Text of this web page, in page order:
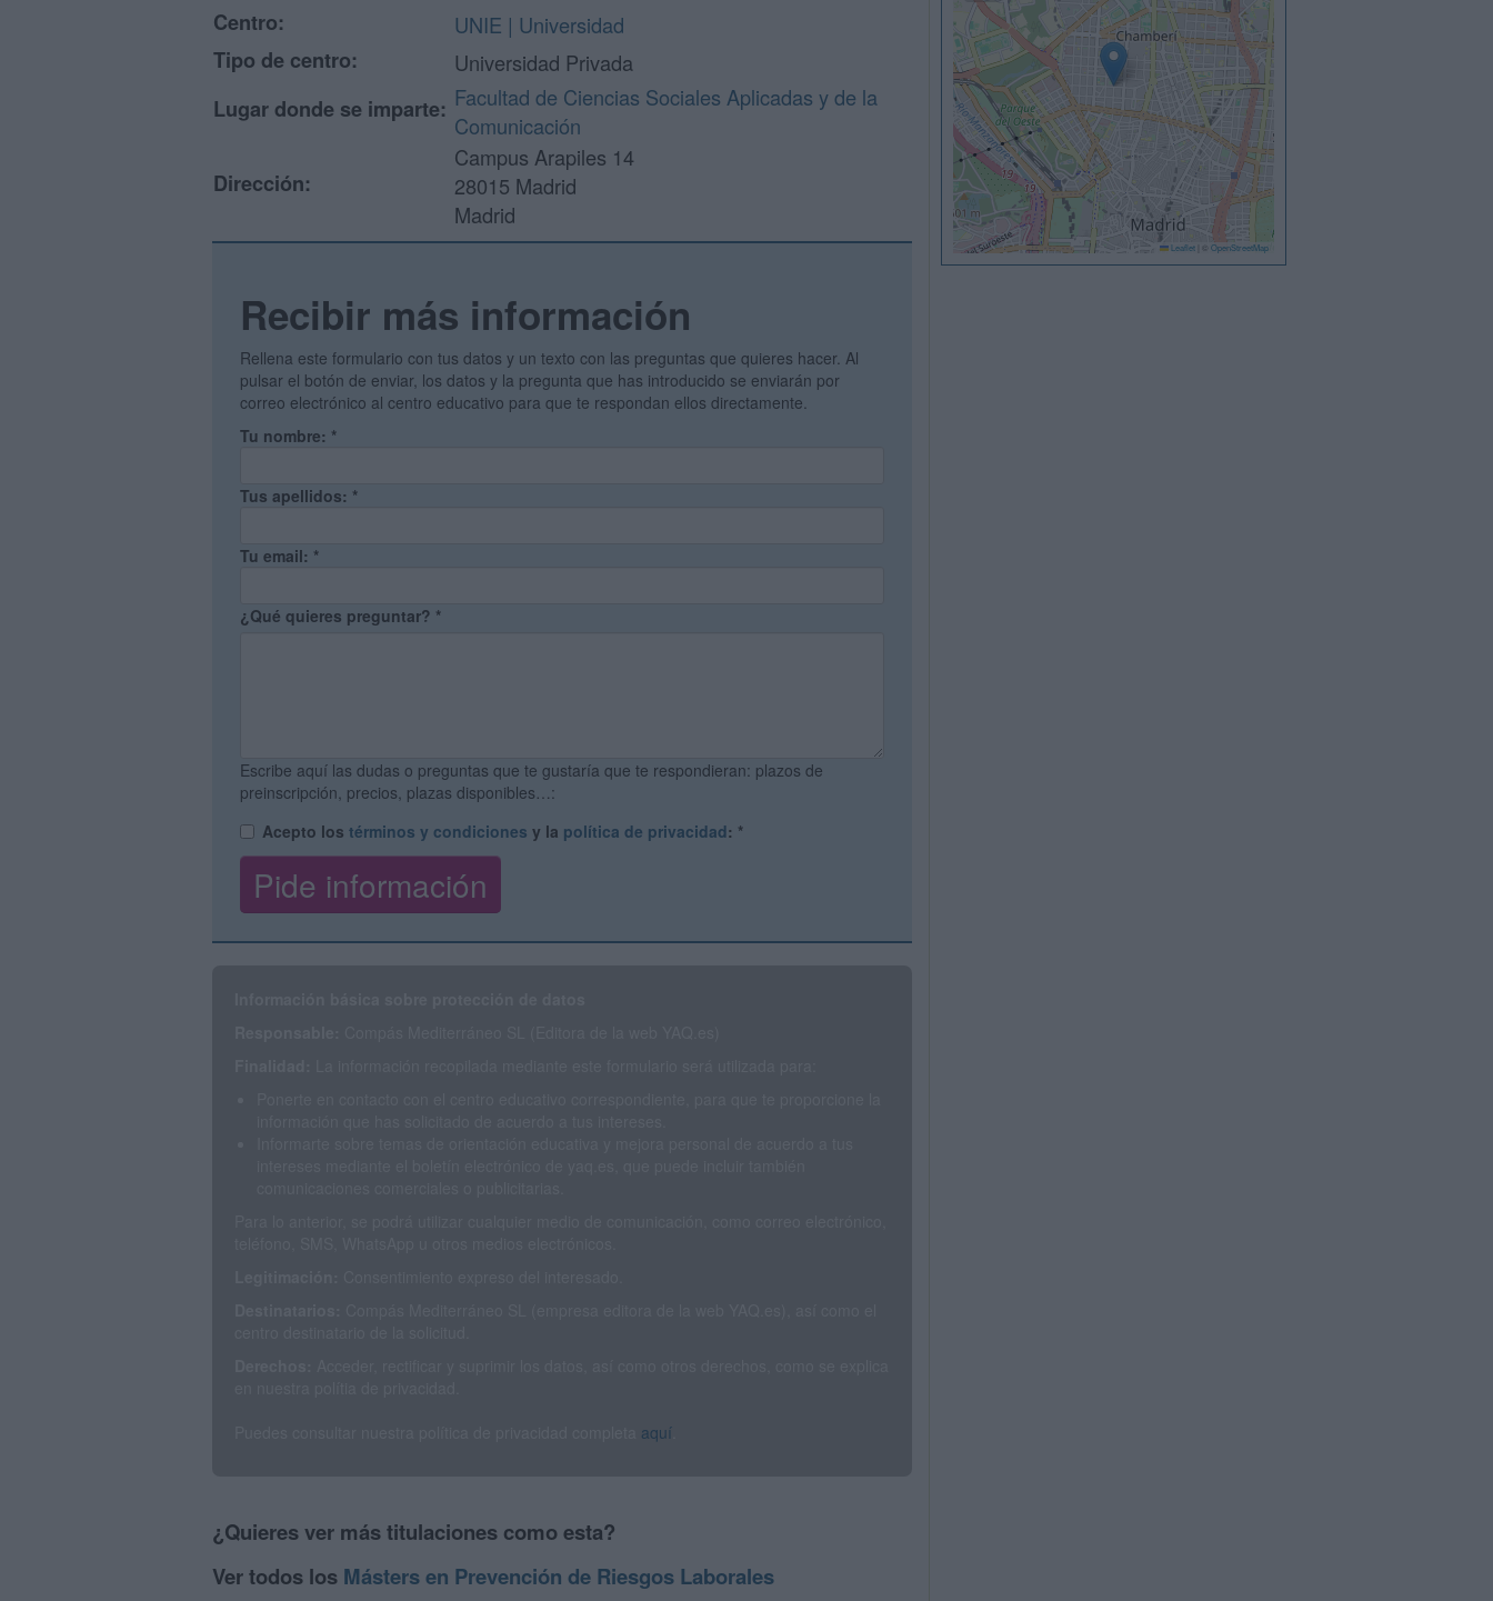
Centro:
UNIE | Universidad
Tipo de centro:
Universidad Privada
Lugar donde se imparte: Facultad de Ciencias Sociales Aplicadas y de la
Comunicación
Dirección:
Campus Arapiles 14
28015 Madrid
Madrid
Recibir más información
Rellena este formulario con tus datos y un texto con las preguntas que quieres hacer. Al
pulsar el botón de enviar, los datos y la pregunta que has introducido se enviarán por
correo electrónico al centro educativo para que te respondan ellos directamente.
Tu nombre: *
Tus apellidos: *
Tu email: *
¿Qué quieres preguntar? *
Escribe aquí las dudas o preguntas que te gustaría que te respondieran: plazos de
preinscripción, precios, plazas disponibles…:
Acepto los términos y condiciones y la política de privacidad: *
aquí
¿Quieres ver más titulaciones como esta?
Ver todos los Másters en Prevención de Riesgos Laborales
Leaflet © OpenStreetMap